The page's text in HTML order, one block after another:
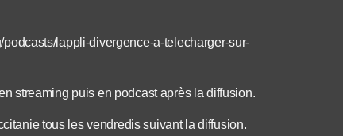
lappli-divergence-a-telecharger-sur-
streaming puis en podcast après la diffusion.
tous les vendredis suivant la diffusion.